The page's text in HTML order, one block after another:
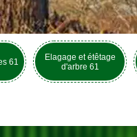
61
Elagage et étêtage
d'arbre 61